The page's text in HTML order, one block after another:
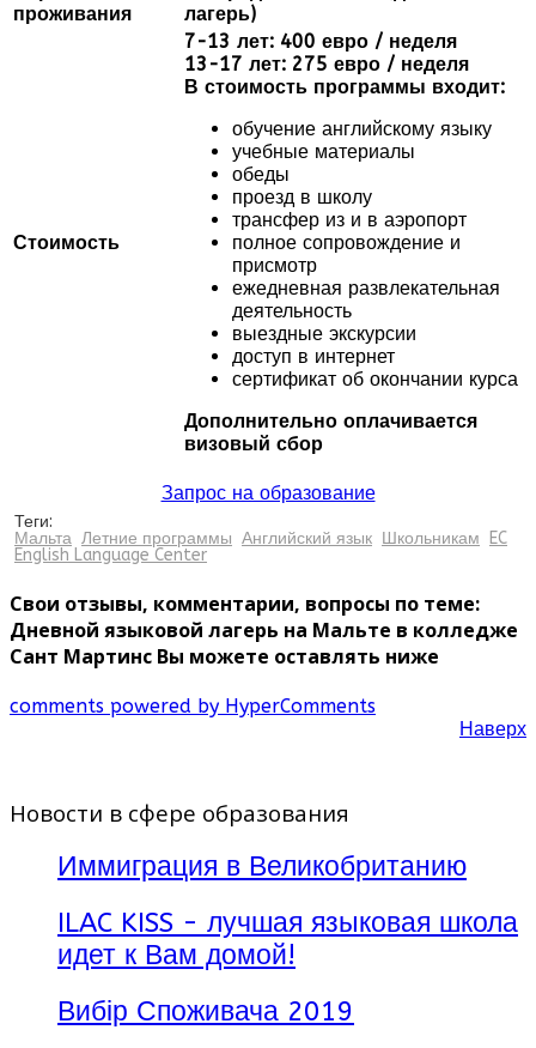
проживания
лагерь)
Стоимость
7-13 лет: 400 евро / неделя
13-17 лет: 275 евро / неделя
В стоимость программы входит:
обучение английскому языку
учебные материалы
обеды
проезд в школу
трансфер из и в аэропорт
полное сопровождение и
присмотр
ежедневная развлекательная
деятельность
выездные экскурсии
доступ в интернет
сертификат об окончании курса
Дополнительно оплачивается
визовый сбор
Запрос на образование
Теги:
Мальта Летние программы Английский язык Школьникам
EC
English Language Center
Свои отзывы, комментарии, вопросы по теме:
Дневной языковой лагерь на Мальте в колледже
Сант Мартинс Вы можете оставлять ниже
comments powered by HyperComments
Наверх
Новости в сфере образования
Иммиграция в Великобританию
ILAC KISS - лучшая языковая школа
идет к Вам домой!
Вибір Споживача 2019